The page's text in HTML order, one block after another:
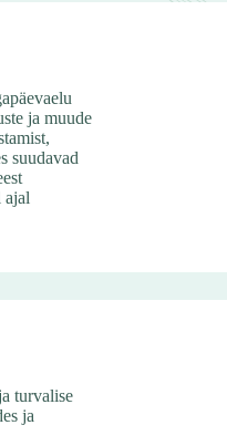
ja muude
suudavad
ajal
turvalise
ja